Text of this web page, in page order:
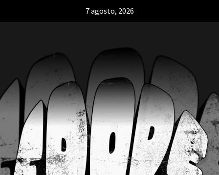
7 agosto, 2026